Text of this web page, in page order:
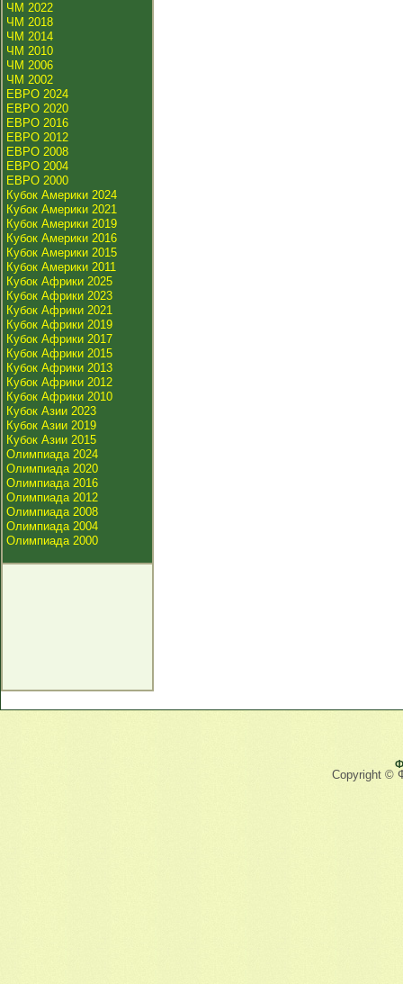
ЧМ 2022
ЧМ 2018
ЧМ 2014
ЧМ 2010
ЧМ 2006
ЧМ 2002
ЕВРО 2024
ЕВРО 2020
ЕВРО 2016
ЕВРО 2012
ЕВРО 2008
ЕВРО 2004
ЕВРО 2000
Кубок Америки 2024
Кубок Америки 2021
Кубок Америки 2019
Кубок Америки 2016
Кубок Америки 2015
Кубок Америки 2011
Кубок Африки 2025
Кубок Африки 2023
Кубок Африки 2021
Кубок Африки 2019
Кубок Африки 2017
Кубок Африки 2015
Кубок Африки 2013
Кубок Африки 2012
Кубок Африки 2010
Кубок Азии 2023
Кубок Азии 2019
Кубок Азии 2015
Олимпиада 2024
Олимпиада 2020
Олимпиада 2016
Олимпиада 2012
Олимпиада 2008
Олимпиада 2004
Олимпиада 2000
Copyright ©